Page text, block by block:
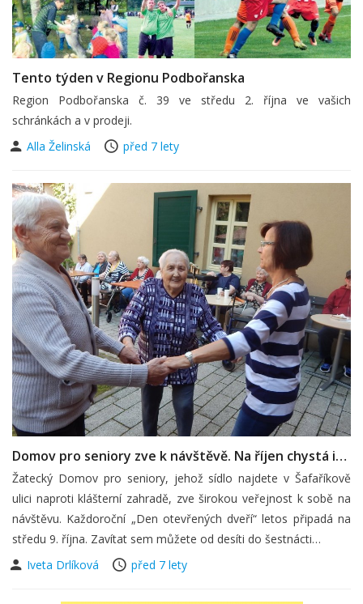
Tento týden v Regionu Podbořanska
Region Podbořanska č. 39 ve středu 2. října ve vašich
schránkách a v prodeji.
Alla Želinská
před 7 lety
Domov pro seniory zve k návštěvě. Na říjen chystá i…
Žatecký Domov pro seniory, jehož sídlo najdete v Šafaříkově
ulici naproti klášterní zahradě, zve širokou veřejnost k sobě na
návštěvu. Každoroční „Den otevřených dveří“ letos připadá na
středu 9. října. Zavítat sem můžete od desíti do šestnácti…
Iveta Drlíková
před 7 lety